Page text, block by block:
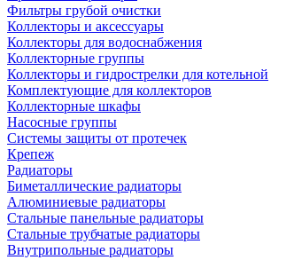
Фильтры грубой очистки
Коллекторы и аксессуары
Коллекторы для водоснабжения
Коллекторные группы
Коллекторы и гидрострелки для котельной
Комплектующие для коллекторов
Коллекторные шкафы
Насосные группы
Системы защиты от протечек
Крепеж
Радиаторы
Биметаллические радиаторы
Алюминиевые радиаторы
Стальные панельные радиаторы
Стальные трубчатые радиаторы
Внутрипольные радиаторы